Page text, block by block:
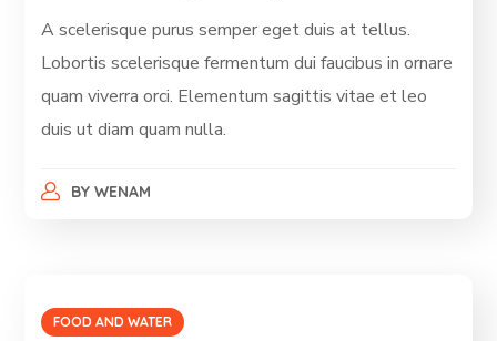
A scelerisque purus semper eget duis at tellus.
Lobortis scelerisque fermentum dui faucibus in ornare
quam viverra orci. Elementum sagittis vitae et leo
duis ut diam quam nulla.
BY WENAM
FOOD AND WATER